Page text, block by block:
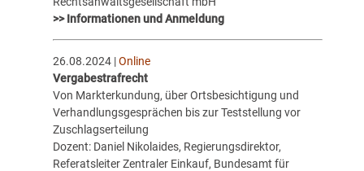
>> Informationen und Anmeldung
26.08.2024 |Online
Vergabestrafrecht
Von Markterkundung, über Ortsbesichtigung und
Verhandlungsgesprächen bis zur Teststellung vor
Zuschlagserteilung
Dozent: Daniel Nikolaides, Regierungsdirektor,
Referatsleiter Zentraler Einkauf, Bundesamt für